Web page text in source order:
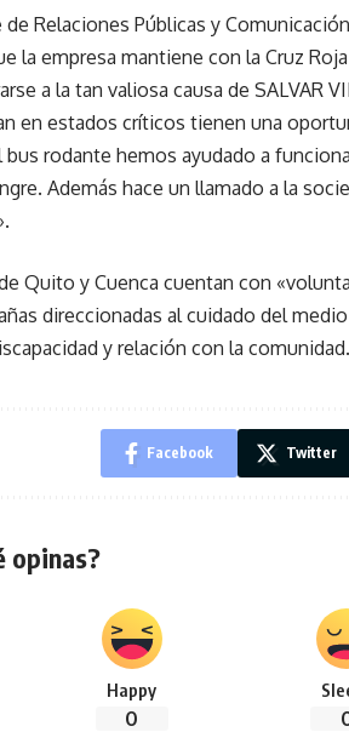
Relaciones Públicas y
la empresa mantiene con la Cruz
a la tan valiosa causa de SALVAR
en estados críticos tienen una
rodante hemos ayudado a
Además hace un llamado a la
Quito y Cuenca cuentan con
direccionadas al cuidado del
y relación con la comunidad.
Facebook Twitter
opinas?
Happy
0